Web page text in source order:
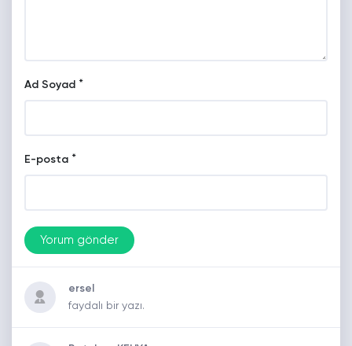
Ad Soyad *
E-posta *
ersel
faydalı bir yazı.